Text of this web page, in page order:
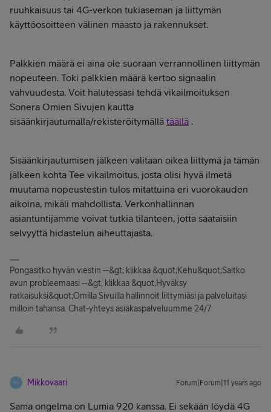
ruuhkaisuus tai 4G-verkon tukiaseman ja liittymän
käyttöosoitteen välinen maasto ja rakennukset.
Palkkien määrä ei aina ole suoraan verrannollinen liittymän
nopeuteen. Toki palkkien määrä kertoo signaalin
vahvuudesta. Voit halutessasi tehdä vikailmoituksen
Sonera Omien Sivujen kautta
sisäänkirjautumalla/rekisteröitymällä täällä .
Sisäänkirjautumisen jälkeen valitaan oikea liittymä ja tämän
jälkeen kohta Tee vikailmoitus, josta olisi hyvä ilmetä
muutama nopeustestin tulos mitattuina eri vuorokauden
aikoina, mikäli mahdollista. Verkonhallinnan
asiantuntijamme voivat tutkia tilanteen, jotta saataisiin
selvyyttä hidastelun aiheuttajasta.
Pongasitko hyvän viestin --&gt; klikkaa &quot;Kehu&quot;Saitko
avun probleemaasi --&gt; klikkaa &quot;Hyväksy
ratkaisuksi&quot;Omilla Sivuilla hallinnoit liittymiäsi ja palveluitasi
milloin tahansa. Chat-yhteys asiakaspalveluumme 24/7
M Mikkovaari Forum|Forum|11 years ago
Sama ongelma on Lumia 920 kanssa. Ei sekään löydä 4G